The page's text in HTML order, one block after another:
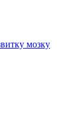
мозку